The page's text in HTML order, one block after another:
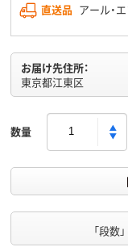
直送品 アール・
お届け先住所：
東京都江東区
数量
「段数